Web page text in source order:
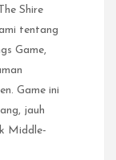
Shire
tentang
Game,
Game ini
jauh
Middle-